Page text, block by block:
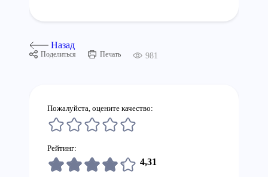
Назад
Поделиться Печать 981
Пожалуйста, оцените качество:
Рейтинг:
4,31